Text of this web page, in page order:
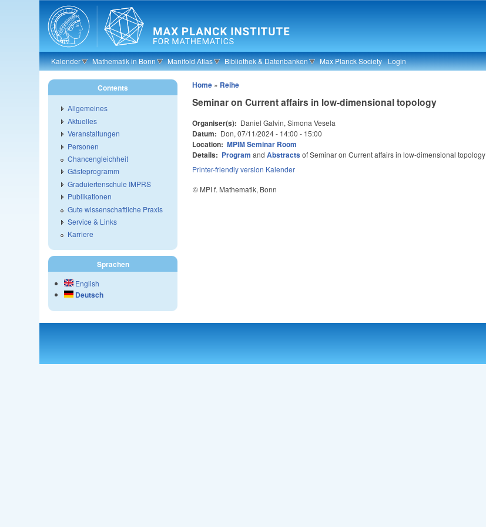
Kalender Mathematik in Bonn Manifold Atlas Bibliothek & Datenbanken Max Planck Society Login
Home » Reihe
Seminar on Current affairs in low-dimensional topology
Organiser(s): Daniel Galvin, Simona Vesela
Datum: Don, 07/11/2024 - 14:00 - 15:00
Location: MPIM Seminar Room
Details: Program andAbstractsof Seminar on Current affairs in low-dimensional topology
Printer-friendly version Kalender
© MPI f. Mathematik, Bonn
Contents
Allgemeines
Aktuelles
Veranstaltungen
Personen
Chancengleichheit
Gästeprogramm
Graduiertenschule IMPRS
Publikationen
Gute wissenschaftliche Praxis
Service & Links
Karriere
Sprachen
English
Deutsch